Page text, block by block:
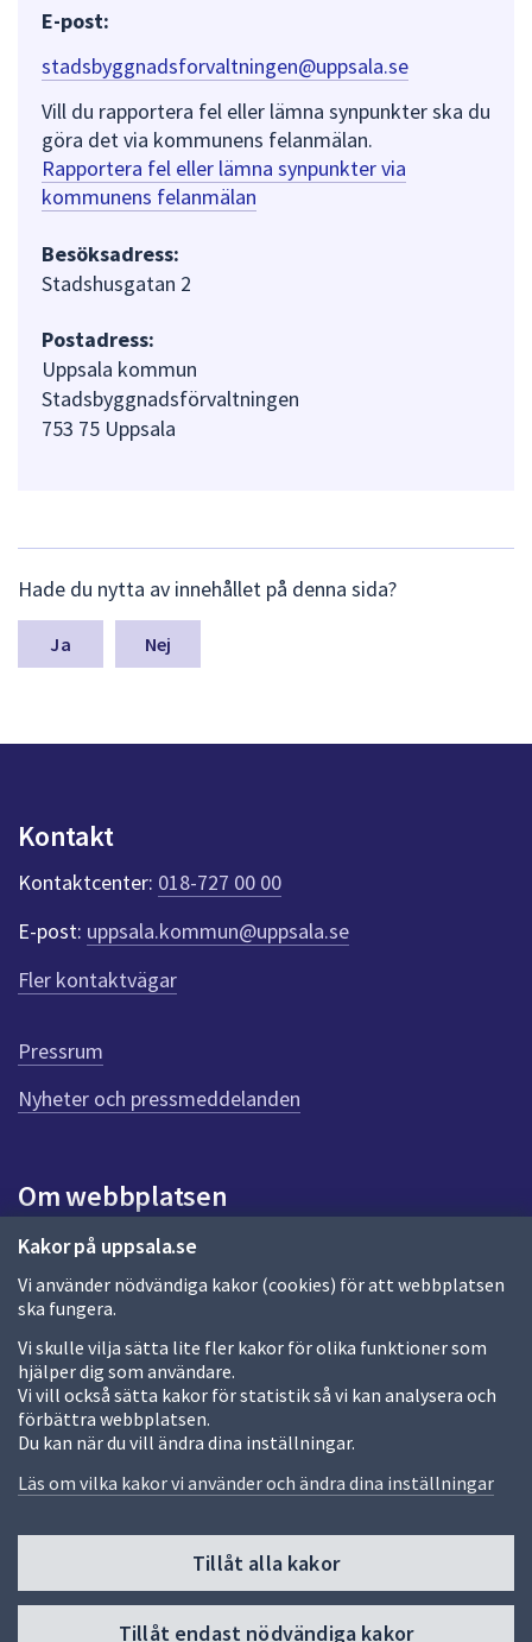
Kakor på uppsala.se
Vi använder nödvändiga kakor (cookies) för att webbplatsen
ska fungera.
Vi skulle vilja sätta lite fler kakor för olika funktioner som
hjälper dig som användare.
Vi vill också sätta kakor för statistik så vi kan analysera och
förbättra webbplatsen.
Du kan när du vill ändra dina inställningar.
Läs om vilka kakor vi använder och ändra dina inställningar
Tillåt alla kakor
Tillåt endast nödvändiga kakor
E-post:
stadsbyggnadsforvaltningen@uppsala.se
Vill du rapportera fel eller lämna synpunkter ska du
göra det via kommunens felanmälan.
Rapportera fel eller lämna synpunkter via
kommunens felanmälan
Besöksadress:
Stadshusgatan 2
Postadress:
Uppsala kommun
Stadsbyggnadsförvaltningen
753 75 Uppsala
ä
m
a
n
k
e
r
f
ö
r
e
n
n
a
d
a
Hade du nytta av innehållet på denna sida?
Nej
Kontakt
Kontaktcenter: 018-727 00 00
E-post: uppsala.kommun@uppsala.se
Fler kontaktvägar
Pressrum
Nyheter och pressmeddelanden
Om webbplatsen
Om webbplatsen
Allmänna handlingar och diarium
Behandling av personuppgifter
Kakor
Språk (other languages)
Tillgänglighetsredogörelse
Fler sätt att följa oss